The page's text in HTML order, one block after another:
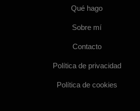
Qué hago
Sobre mí
Contacto
Política de privacidad
Política de cookies